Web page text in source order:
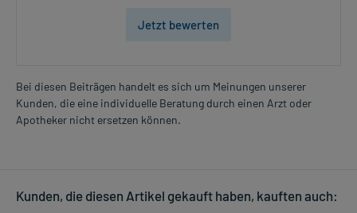
Jetzt bewerten
Bei diesen Beiträgen handelt es sich um Meinungen unserer
Kunden, die eine individuelle Beratung durch einen Arzt oder
Apotheker nicht ersetzen können.
Kunden, die diesen Artikel gekauft haben, kauften auch: